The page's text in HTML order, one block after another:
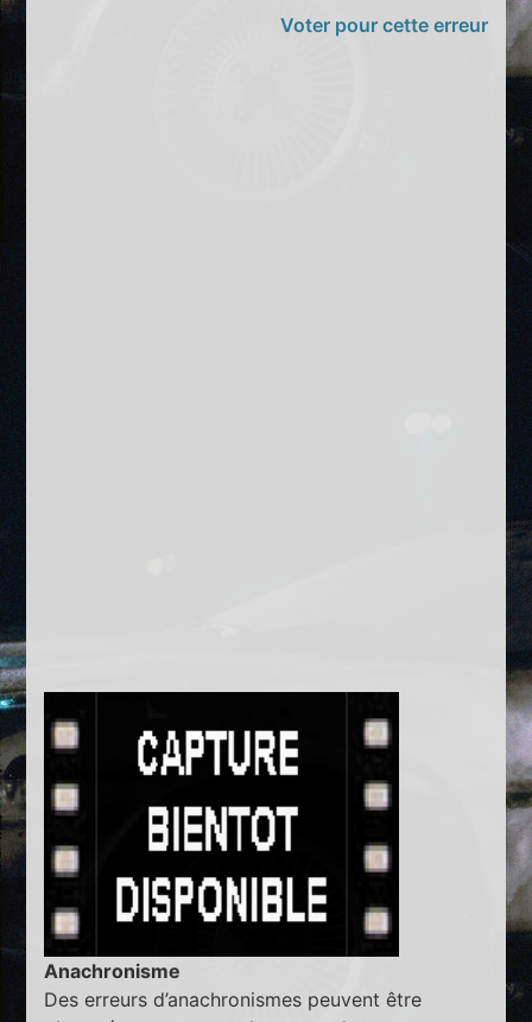
Voter pour cette erreur
Anachronisme
Des erreurs d’anachronismes peuvent être